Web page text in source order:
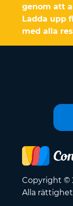
genom att
Ladda upp
med alla
Copyright ©
Alla